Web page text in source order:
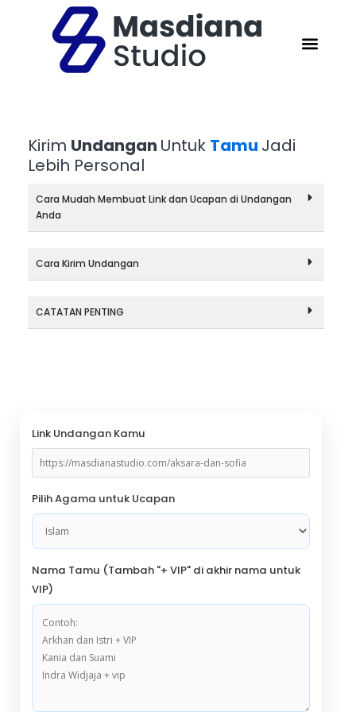
Kirim Undangan Untuk Tamu Jadi
Lebih Personal
Cara Mudah Membuat Link dan Ucapan di Undangan
Anda
Cara Kirim Undangan
CATATAN PENTING
Link Undangan Kamu
Pilih Agama untuk Ucapan
Nama Tamu (Tambah "+ VIP" di akhir nama untuk
VIP)